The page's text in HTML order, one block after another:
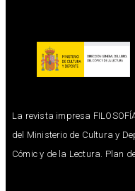
La revista impresa
del Ministerio de Cultura y
Cómic y de la Lectura. Plan